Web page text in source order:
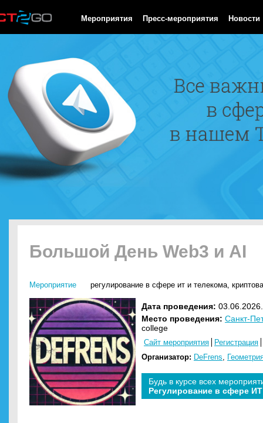
Мероприятия Пресс-мероприятия Новости
Большой День Web3 и AI
Мероприятие регулирование в сфере ит и телекома,
Дата проведения:
Место проведения: Санкт-
college
Сайт мероприятия
Регистрация
Организатор: DeFrens,
Будь в курсе всех
Регулирование в сфере